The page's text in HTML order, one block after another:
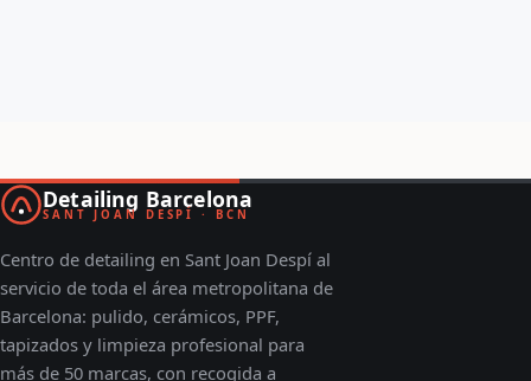
Detailing Barcelona
SANT JOAN DESPÍ · BCN
Centro de detailing en Sant Joan Despí al
servicio de toda el área metropolitana de
Barcelona: pulido, cerámicos, PPF,
tapizados y limpieza profesional para
más de 50 marcas, con recogida a